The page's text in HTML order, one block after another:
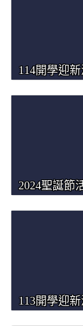
114開學迎
2024聖誕節
113開學迎